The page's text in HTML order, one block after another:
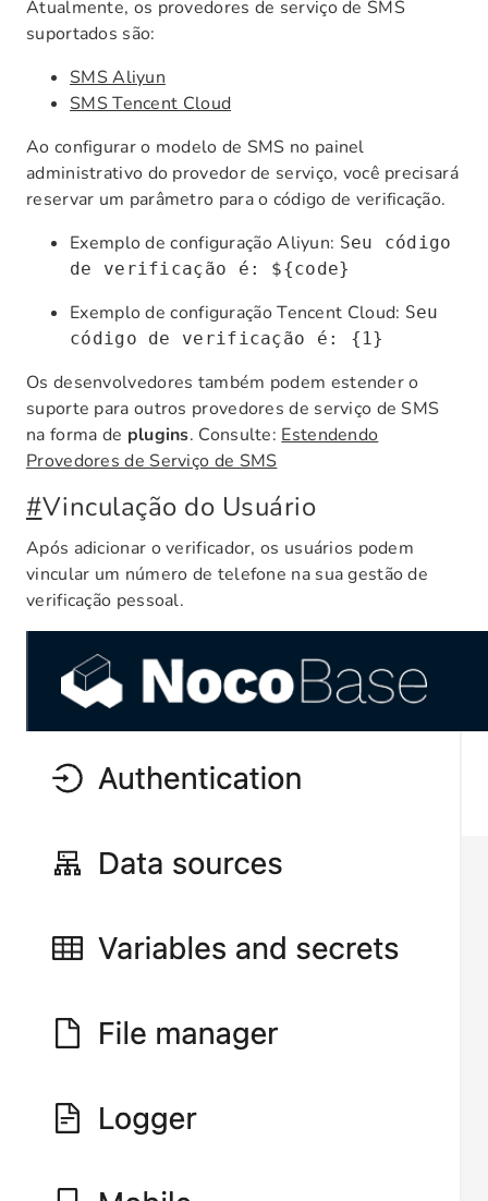
Atualmente, os provedores de serviço de SMS
suportados são:
SMS Aliyun
SMS Tencent Cloud
Ao configurar o modelo de SMS no painel
administrativo do provedor de serviço, você precisará
reservar um parâmetro para o código de verificação.
Exemplo de configuração Aliyun: Seu código
de verificação é: ${code}
Exemplo de configuração Tencent Cloud: Seu
código de verificação é: {1}
Os desenvolvedores também podem estender o
suporte para outros provedores de serviço de SMS
na forma de plugins. Consulte: Estendendo
Provedores de Serviço de SMS
#Vinculação do Usuário
Após adicionar o verificador, os usuários podem
vincular um número de telefone na sua gestão de
verificação pessoal.